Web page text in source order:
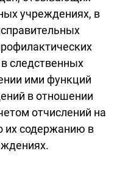
учреждениях, в
следственных
ими функций
в отношении
отчислений на
их содержанию в